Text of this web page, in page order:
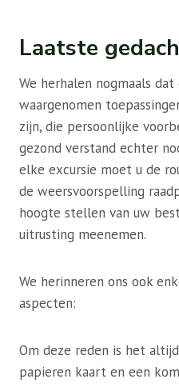
Laatste
We herhalen nogmaals dat
waargenomen
zijn, die persoonlijke
gezond verstand echter
elke excursie moet u de
de weersvoorspelling
hoogte stellen van uw
uitrusting meenemen.
We herinneren ons ook
aspecten:
Om deze reden is het
papieren kaart en een